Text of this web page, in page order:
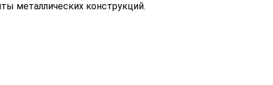
металлических конструкций.